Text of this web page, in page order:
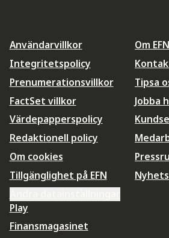
Användarvillkor
Integritetspolicy
Prenumerationsvillkor
FactSet villkor
Värdepapperspolicy
Redaktionell policy
Om cookies
Tillgänglighet på EFN
Om EFN
Tipsa
Jobba
Play
Finansmagasinet